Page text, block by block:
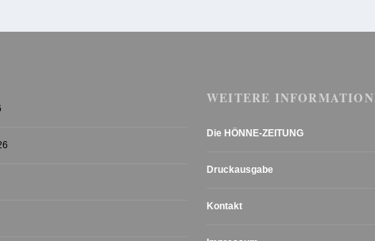
WEITERE
Die HÖNNE-ZEITUNG
Druckausgabe
Kontakt